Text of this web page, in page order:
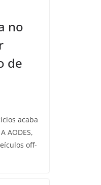
no
de
acaba
AODES,
off-